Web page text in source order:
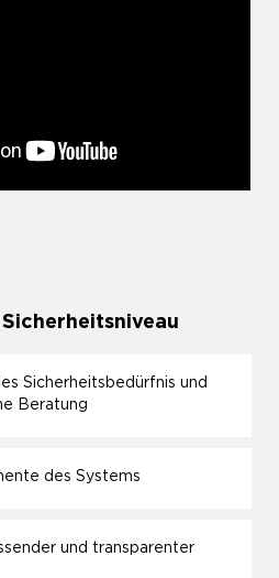
Sicherheitsbedürfnis und
Beratung
des Systems
und transparenter